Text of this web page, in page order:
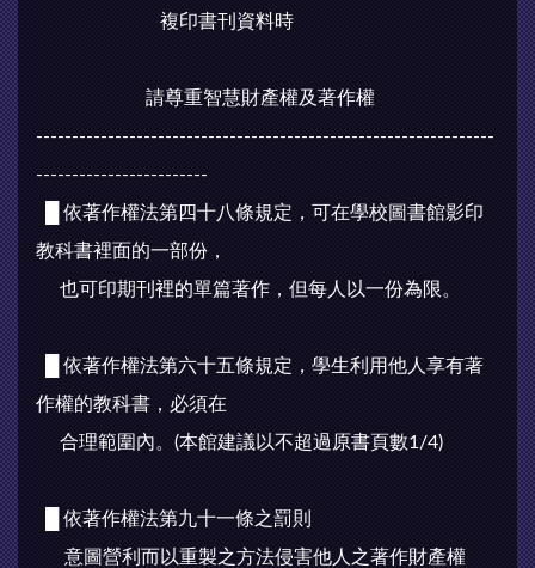
複印書刊資料時
請尊重智慧財產權及著作權
----------------------------------------------------------------
------------------------
█ 依著作權法第四十八條規定，可在學校圖書館影印
教科書裡面的一部份，
也可印期刊裡的單篇著作，但每人以一份為限。
█ 依著作權法第六十五條規定，學生利用他人享有著
作權的教科書，必須在
合理範圍內。(本館建議以不超過原書頁數1/4)
█ 依著作權法第九十一條之罰則
意圖營利而以重製之方法侵害他人之著作財產權